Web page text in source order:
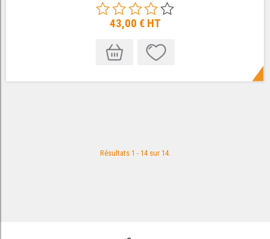
43,00 € HT
Résultats 1 - 14 sur 14.